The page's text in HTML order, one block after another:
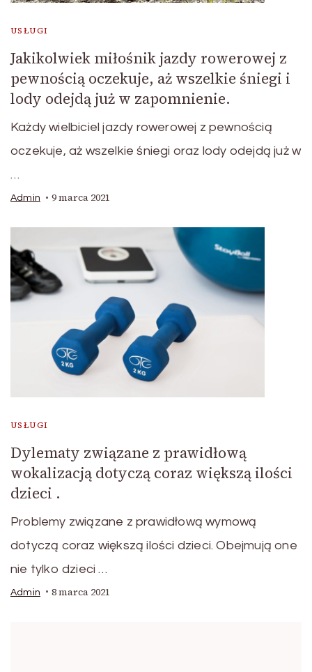
USŁUGI
Jakikolwiek miłośnik jazdy rowerowej z
pewnością oczekuje, aż wszelkie śniegi i
lody odejdą już w zapomnienie.
Każdy wielbiciel jazdy rowerowej z pewnością
oczekuje, aż wszelkie śniegi oraz lody odejdą już w
…
Admin 9 marca 2021
USŁUGI
Dylematy związane z prawidłową
wokalizacją dotyczą coraz większą ilości
dzieci .
Problemy związane z prawidłową wymową
dotyczą coraz większą ilości dzieci. Obejmują one
nie tylko dzieci …
Admin 8 marca 2021